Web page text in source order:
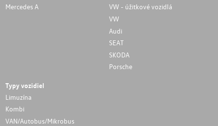
Mercedes A
VW - úžitkové vozidlá
VW
Audi
SEAT
SKODA
Porsche
Typy vozidiel
Limuzína
Kombi
VAN/Autobus/Mikrobus